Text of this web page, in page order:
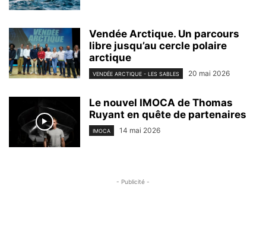
Vendée Arctique. Un parcours
libre jusqu’au cercle polaire
arctique
VENDÉE ARCTIQUE - LES SABLES 20 mai 2026
Le nouvel IMOCA de Thomas
Ruyant en quête de partenaires
IMOCA 14 mai 2026
- Publicité -